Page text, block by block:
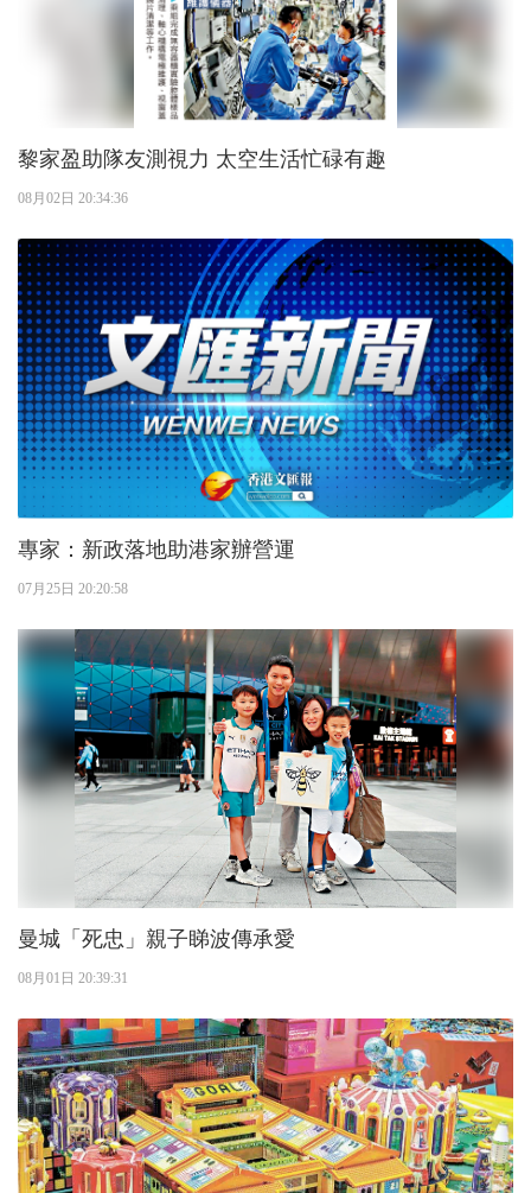
黎家盈助隊友測視力 太空生活忙碌有趣
08月02日 20:34:36
專家：新政落地助港家辦營運
07月25日 20:20:58
曼城「死忠」親子睇波傳承愛
08月01日 20:39:31